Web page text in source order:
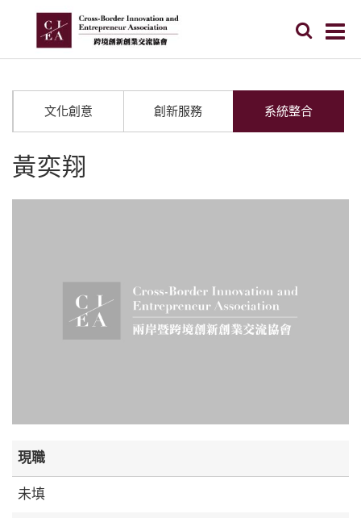
文化創意 創新服務 系統整合
黃奕翔
現職
未填